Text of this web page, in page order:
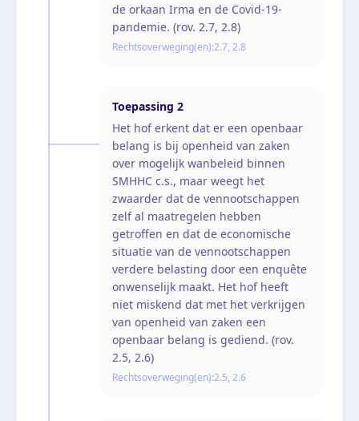
de orkaan Irma en de Covid-19-
pandemie. (rov. 2.7, 2.8)
Rechtsoverweging(en):2.7, 2.8
Toepassing 2
Het hof erkent dat er een openbaar
belang is bij openheid van zaken
over mogelijk wanbeleid binnen
SMHHC c.s., maar weegt het
zwaarder dat de vennootschappen
zelf al maatregelen hebben
getroffen en dat de economische
situatie van de vennootschappen
verdere belasting door een enquête
onwenselijk maakt. Het hof heeft
niet miskend dat met het verkrijgen
van openheid van zaken een
openbaar belang is gediend. (rov.
2.5, 2.6)
Rechtsoverweging(en):2.5, 2.6